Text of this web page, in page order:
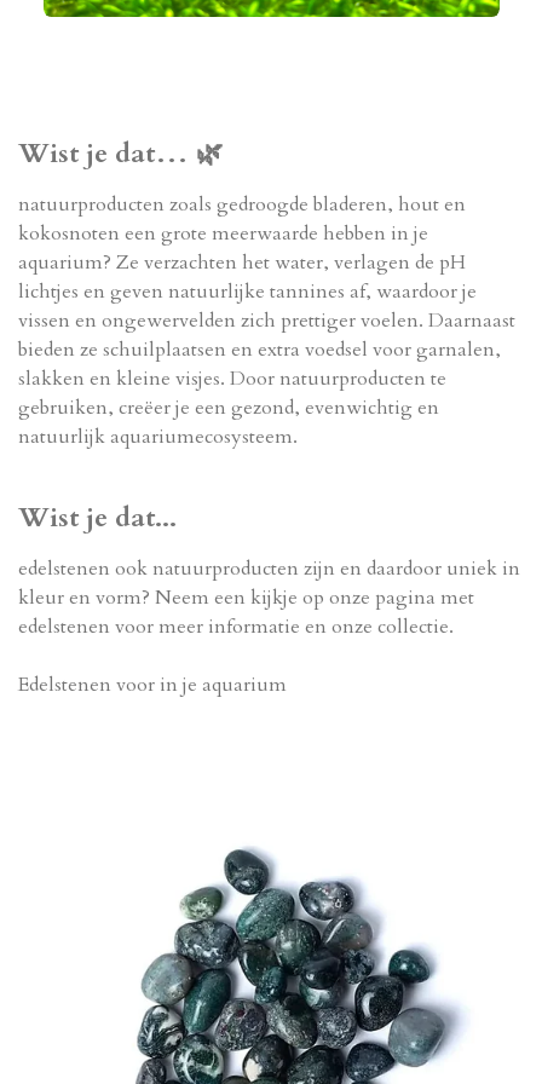
Wist je dat… 🌿
natuurproducten zoals gedroogde bladeren, hout en
kokosnoten een grote meerwaarde hebben in je
aquarium? Ze verzachten het water, verlagen de pH
lichtjes en geven natuurlijke tannines af, waardoor je
vissen en ongewervelden zich prettiger voelen. Daarnaast
bieden ze schuilplaatsen en extra voedsel voor garnalen,
slakken en kleine visjes. Door natuurproducten te
gebruiken, creëer je een gezond, evenwichtig en
natuurlijk aquariumecosysteem.
Wist je dat...
edelstenen ook natuurproducten zijn en daardoor uniek in
kleur en vorm? Neem een kijkje op onze pagina met
edelstenen voor meer informatie en onze collectie.
Edelstenen voor in je aquarium